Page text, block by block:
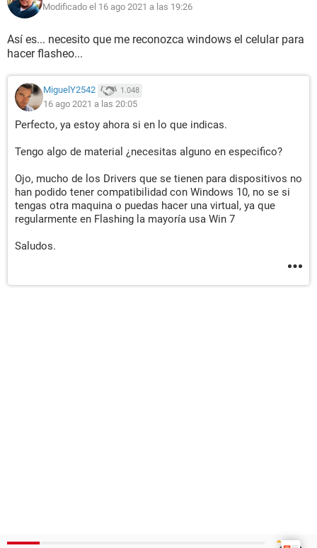
Modificado el 16 ago 2021 a las 19:26
Así es... necesito que me reconozca windows el celular para
hacer flasheo...
MiguelY2542 1.048
16 ago 2021 a las 20:05
Perfecto, ya estoy ahora si en lo que indicas.
Tengo algo de material ¿necesitas alguno en especifico?
Ojo, mucho de los Drivers que se tienen para dispositivos no
han podido tener compatibilidad con Windows 10, no se si
tengas otra maquina o puedas hacer una virtual, ya que
regularmente en Flashing la mayoría usa Win 7
Saludos.